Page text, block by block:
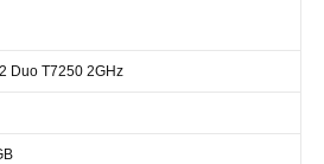
Duo T7250 2GHz